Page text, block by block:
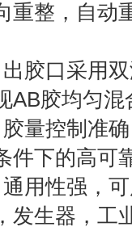
重整，自
胶口采用
AB胶均匀
量控制准
条件下
用性强，
发生器，工